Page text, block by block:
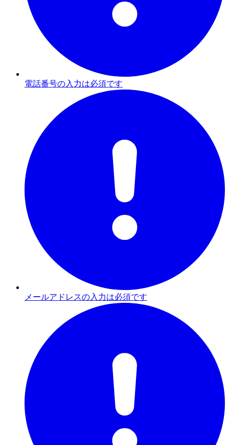
電話番号の入力は必須です
メールアドレスの入力は必須です